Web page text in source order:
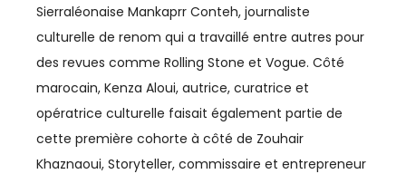
DIPLOMATIE
DISTRIBUTION
ECONOMIE BLEUE
Sierraléonaise Mankaprr Conteh, journaliste
culturelle de renom qui a travaillé entre autres pour
des revues comme Rolling Stone et Vogue. Côté
marocain, Kenza Aloui, autrice, curatrice et
opératrice culturelle faisait également partie de
cette première cohorte à côté de Zouhair
Khaznaoui, Storyteller, commissaire et entrepreneur